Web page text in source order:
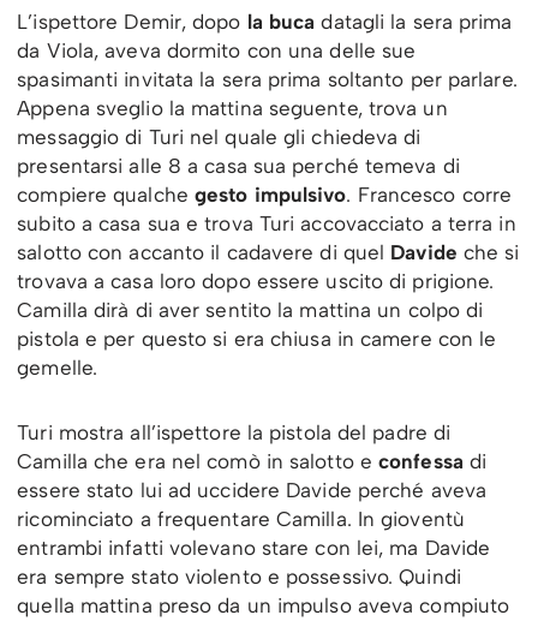
L’ispettore Demir, dopo la buca datagli la sera prima
da Viola, aveva dormito con una delle sue
spasimanti invitata la sera prima soltanto per parlare.
Appena sveglio la mattina seguente, trova un
messaggio di Turi nel quale gli chiedeva di
presentarsi alle 8 a casa sua perché temeva di
compiere qualche gesto impulsivo. Francesco corre
subito a casa sua e trova Turi accovacciato a terra in
salotto con accanto il cadavere di quel Davide che si
trovava a casa loro dopo essere uscito di prigione.
Camilla dirà di aver sentito la mattina un colpo di
pistola e per questo si era chiusa in camere con le
gemelle.
Turi mostra all’ispettore la pistola del padre di
Camilla che era nel comò in salotto econfessa di
essere stato lui ad uccidere Davide perché aveva
ricominciato a frequentare Camilla. In gioventù
entrambi infatti volevano stare con lei, ma Davide
era sempre stato violento e possessivo. Quindi
quella mattina preso da un impulso aveva compiuto